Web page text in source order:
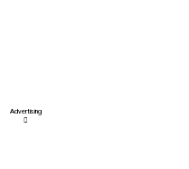
Advertising